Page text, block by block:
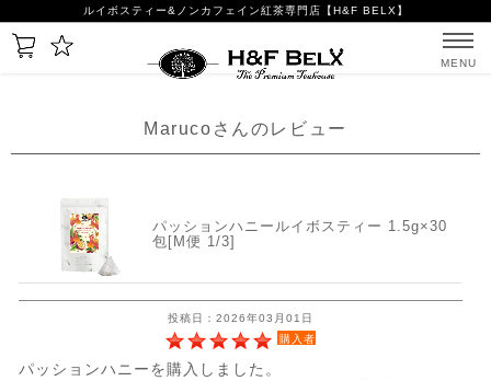
ルイボスティー&ノンカフェイン紅茶専門店【H&F BELX】
MENU
Marucoさんのレビュー
パッションハニールイボスティー 1.5g×30
包[M便 1/3]
投稿日：2026年03月01日
購入者
パッションハニーを購入しました。